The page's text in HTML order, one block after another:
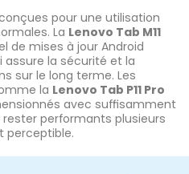
pour une utilisation
La Lenovo Tab M11
de mises à jour Android
assure la sécurité et la
sur le long terme. Les
la Lenovo Tab P11 Pro
avec suffisamment
performants plusieurs
perceptible.